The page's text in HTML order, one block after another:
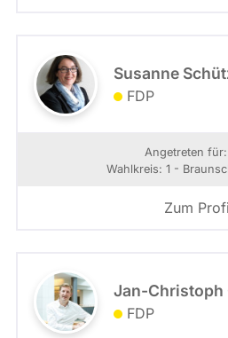
Susanne
FDP
Angetreten für:
Wahlkreis: 1 -
Zum
Jan-Christoph
FDP